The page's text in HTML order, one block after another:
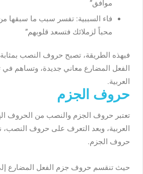
موافق”
فاء السببية: تفسر سبب ما سبقها
محباً لزملائك فتسعد قلوبهم”
فبهذه الطريقة، تصبح حروف النصب
الفعل المضارع معاني جديدة، وتساهم في
العربية.
حروف الجزم
تعتبر حروف الجزم والنصب من الحروف
العربية، وبعد التعرف على حروف النصب،
حروف الجزم.
حيث تنقسم حروف جزم الفعل المضارع